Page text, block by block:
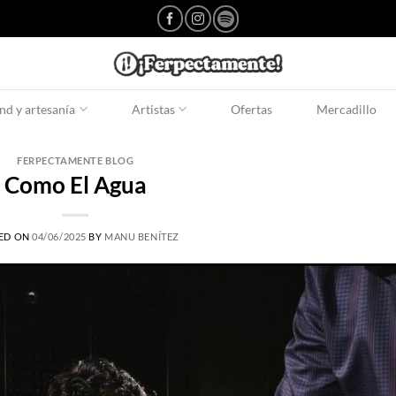
y artesanía Artistas Ofertas Mercadillo
FERPECTAMENTE BLOG
Como El Agua
ON04/06/2025 BY MANU BENÍTEZ